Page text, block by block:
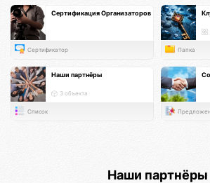
Сертификация Организаторов
Сертификатор Папка
Наши партнёры
3 объекта
Список
Наши партнёры